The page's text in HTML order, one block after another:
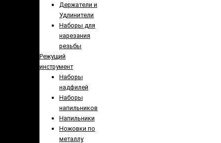
Держатели и
Удлинители
Наборы для
нарезания
резьбы
Режущий
инструмент
Наборы
надфилей
Наборы
напильников
Напильники
Ножовки по
металлу